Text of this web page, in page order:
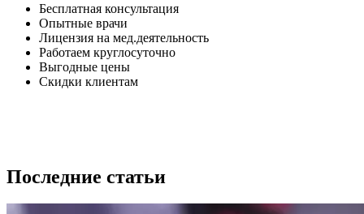
Бесплатная консультация
Опытные врачи
Лицензия на мед.деятельность
Работаем круглосуточно
Выгодные цены
Скидки клиентам
Последние статьи